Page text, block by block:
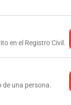
en el Registro Civil.
una persona.